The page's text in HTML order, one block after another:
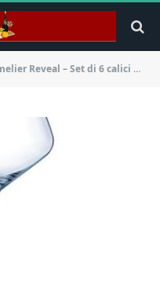
Set di 6 calici da Vino Intense Senza Imbottitura, 450 ml